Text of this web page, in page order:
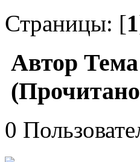
Страницы: [1
Автор
0